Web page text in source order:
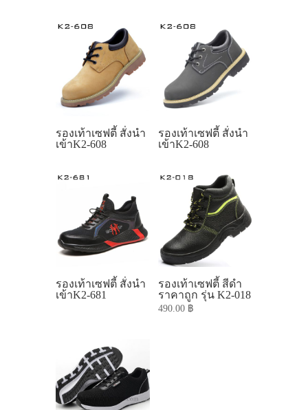
รองเท้าเซฟตี้ สั่งนำ
เข้าK2-608
รองเท้าเซฟตี้ สั่งนำ
เข้าK2-608
รองเท้าเซฟตี้ สั่งนำ
เข้าK2-681
รองเท้าเซฟตี้ สีดำ
ราคาถูก รุ่น K2-018
490.00 ฿